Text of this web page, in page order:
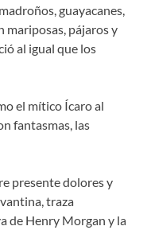
guayacanes,
mariposas, pájaros y
al igual que los
el mítico Ícaro al
fantasmas, las
presente dolores y
traza
de Henry Morgan y la